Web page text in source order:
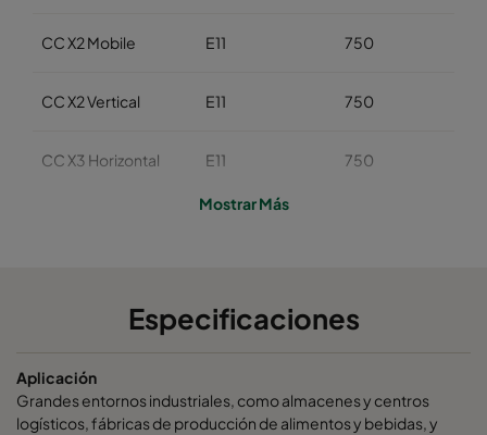
CC X2 Mobile E11 750
CC X2 Vertical E11 750
CC X3 Horizontal E11 750
Mostrar Más
Especificaciones
Aplicación
Grandes entornos industriales, como almacenes y centros
logísticos, fábricas de producción de alimentos y bebidas, y